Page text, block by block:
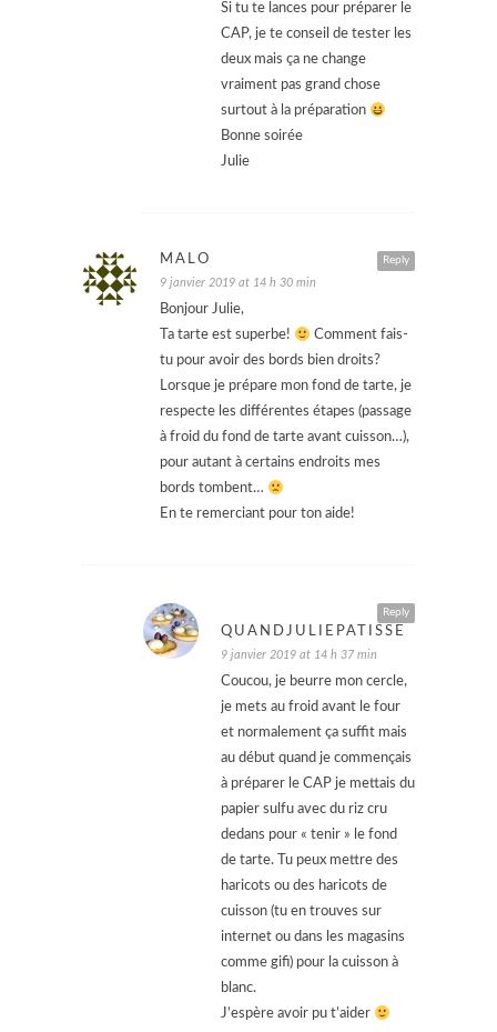
Si tu te lances pour préparer le
CAP, je te conseil de tester les
deux mais ça ne change
vraiment pas grand chose
surtout à la préparation
Bonne soirée
Julie
Reply
MALO
9 janvier 2019 at 14 h 30 min
Bonjour Julie,
Ta tarte est superbe!
Comment fais-
tu pour avoir des bords bien droits?
Lorsque je prépare mon fond de tarte, je
respecte les différentes étapes (passage
à froid du fond de tarte avant cuisson…),
pour autant à certains endroits mes
bords tombent…
En te remerciant pour ton aide!
Reply
QUANDJULIEPATISSE
9 janvier 2019 at 14 h 37 min
Coucou, je beurre mon cercle,
je mets au froid avant le four
et normalement ça suffit mais
au début quand je commençais
à préparer le CAP je mettais du
papier sulfu avec du riz cru
dedans pour « tenir » le fond
de tarte. Tu peux mettre des
haricots ou des haricots de
cuisson (tu en trouves sur
internet ou dans les magasins
comme gifi) pour la cuisson à
blanc.
J’espère avoir pu t’aider